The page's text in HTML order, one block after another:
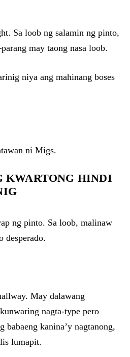
Sa loob ng salamin ng pinto,
may taong nasa loob.
niya ang mahinang boses
ni Migs.
KWARTONG HINDI
ng pinto. Sa loob, malinaw
desperado.
May dalawang
nagta-type pero
babaeng kanina’y nagtanong,
lumapit.